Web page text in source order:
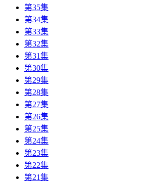
第35集
第34集
第33集
第32集
第31集
第30集
第29集
第28集
第27集
第26集
第25集
第24集
第23集
第22集
第21集